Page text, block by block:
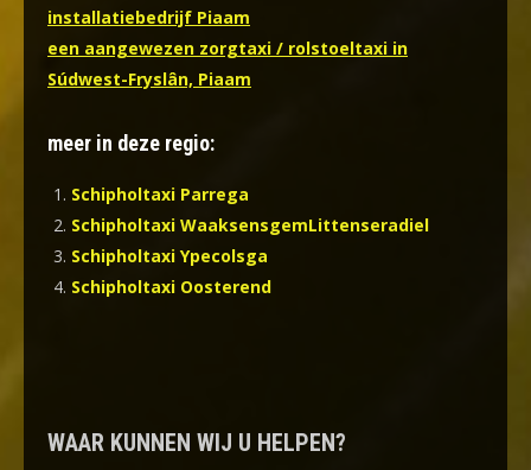
installatiebedrijf Piaam
een aangewezen zorgtaxi / rolstoeltaxi in
Súdwest-Fryslân, Piaam
meer in deze regio:
Schipholtaxi Parrega
Schipholtaxi WaaksensgemLittenseradiel
Schipholtaxi Ypecolsga
Schipholtaxi Oosterend
WAAR KUNNEN WIJ U HELPEN?